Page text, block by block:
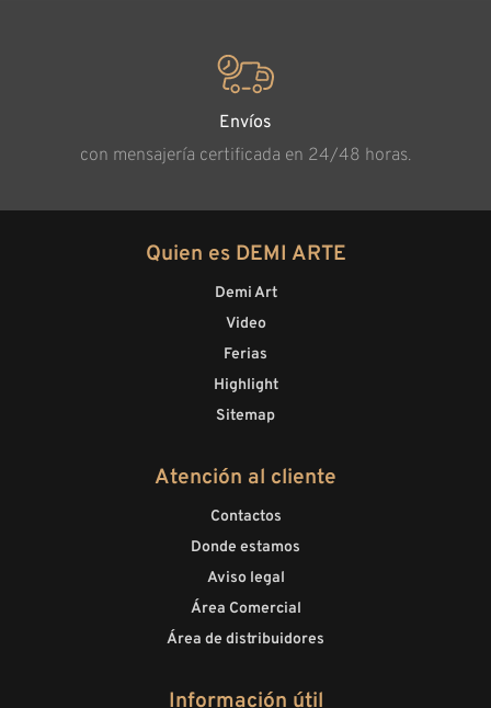
Envíos
con mensajería certificada en 24/48 horas.
Quien es DEMI ARTE
Demi Art
Video
Ferias
Highlight
Sitemap
Atención al cliente
Contactos
Donde estamos
Aviso legal
Área Comercial
Área de distribuidores
Información útil